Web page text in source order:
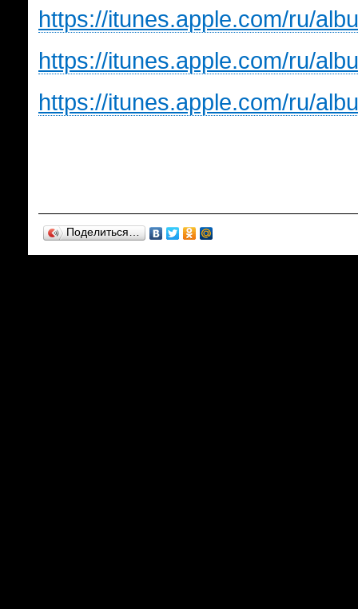
https://itunes.apple.com/ru/
https://itunes.apple.com/ru/
https://itunes.apple.com/ru/
Поделиться…